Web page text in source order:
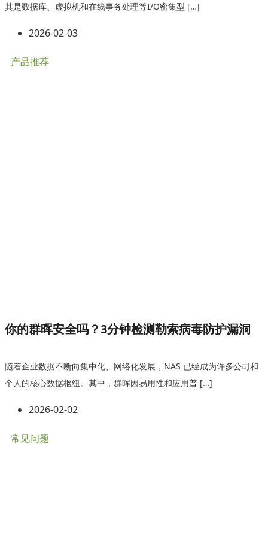
其是数据库、虚拟机和在线事务处理等I/O密集型 […]
2026-02-03
产品推荐
你的群晖安全吗？3分钟检测勒索病毒防护漏洞
随着企业数据不断向集中化、网络化发展，NAS 已经成为许多公司和
个人的核心数据枢纽。其中，群晖因易用性和应用普 […]
2026-02-02
常见问题